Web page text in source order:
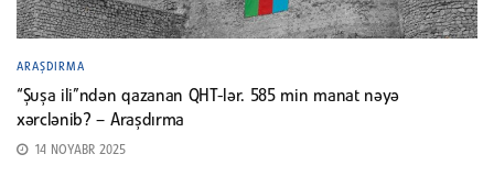
ARAŞDIRMA
“Şuşa ili”ndən qazanan QHT-lər. 585 min manat nəyə
xərclənib? – Araşdırma
14 NOYABR 2025